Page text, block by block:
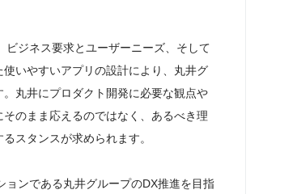
ジネス要求とユーザーニーズ、そして
いやすいアプリの設計により、丸井グ
丸井にプロダクト開発に必要な観点や
のまま応えるのではなく、あるべき理
スタンスが求められます。
ンである丸井グループのDX推進を目指